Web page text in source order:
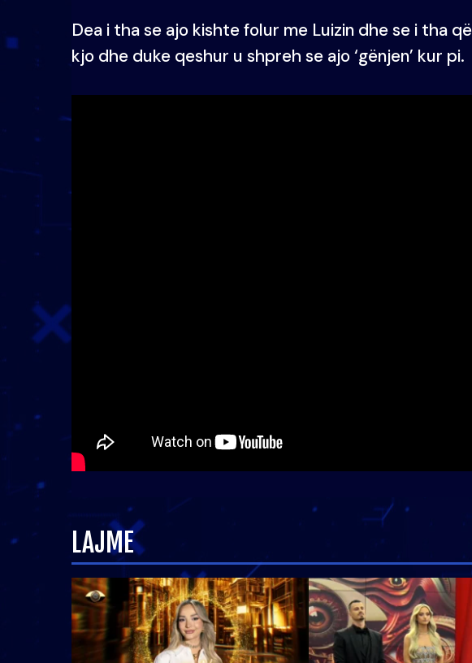
Dea i tha se ajo kishte folur me Luizin dhe se i tha
kjo dhe duke qeshur u shpreh se ajo ‘gënjen’ kur pi.
LAJME